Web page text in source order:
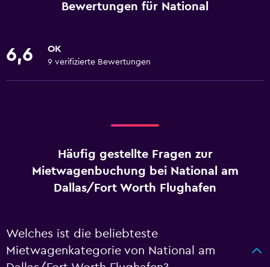
Bewertungen für National
6,6 OK
9 verifizierte Bewertungen
Häufig gestellte Fragen zur
Mietwagenbuchung bei National am
Dallas/Fort Worth Flughafen
Welches ist die beliebteste
Mietwagenkategorie von National am